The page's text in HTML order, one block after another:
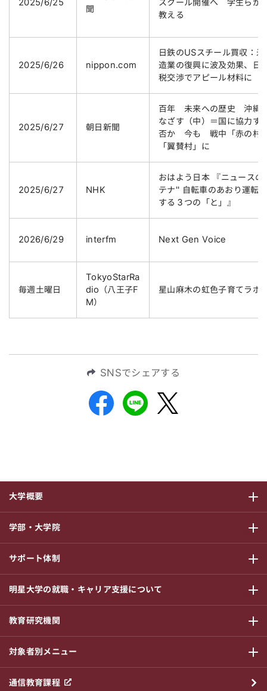
2025/6/25
聞
スクール開催へ 学生らが
教える
2025/6/26 nippon.com
日鉄のUSスチール買収：米
造業の復興に波及効果、日
税交渉でアピール材料に
2025/6/27 朝日新聞
百年 未来への歴史 沖縄
なざす（中）＝国に協力す
否か 今も 戦中「赤の村
「翼賛村」に
2025/6/27 NHK
おはよう日本 『ニュースの
テナ'' 自転車のあおり運転
する３つの「と」』
2026/6/29 interfm Next Gen Voice
毎週土曜日
TokyoStarRa
dio（八王子F
M）
星山麻木の虹色子育てラボ
SNSでシェアする
大学概要
サブメニ
学部・大学院
サブメニ
サポート体制
サブメニ
明星大学の就職・キャリア支援について
サブメニ
教育研究機関
サブメニ
対象者別メニュー
サブメニ
通信教育課程